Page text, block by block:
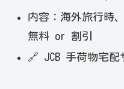
内容：海外旅行時
無料 or 割引
🔗 JCB 手荷物宅配